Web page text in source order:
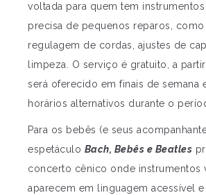
voltada para quem tem
precisa de pequenos reparos,
regulagem de cordas, ajustes de
limpeza. O serviço é gratuito, a
será oferecido em finais de semana
horários alternativos durante o
Para os bebês (e seus
espetáculo Bach, Bebês e Beatles
concerto cênico onde instrumentos
aparecem em linguagem acessível e